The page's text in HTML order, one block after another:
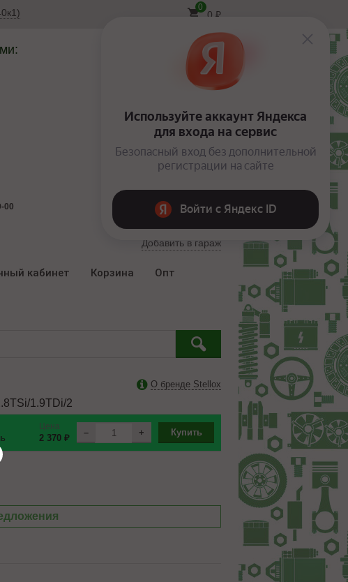
0
0 ₽
Вход
00
Добавить в гараж
кабинет Корзина
Опт
О бренде Stellox
1.9TDi/2
Цена
2 370 ₽
– + Купить